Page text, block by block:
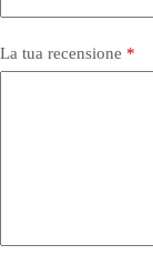
La tua recensione *